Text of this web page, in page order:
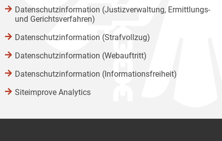
Datenschutzinformation (Justizverwaltung, Ermittlungs-
und Gerichtsverfahren)
Datenschutzinformation (Strafvollzug)
Datenschutzinformation (Webauftritt)
Datenschutzinformation (Informationsfreiheit)
Siteimprove Analytics